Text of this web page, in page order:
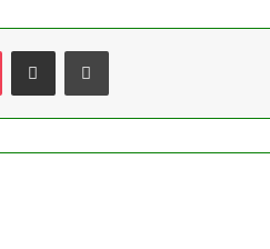
Pocket Compartir por correo electrónicoImprimir